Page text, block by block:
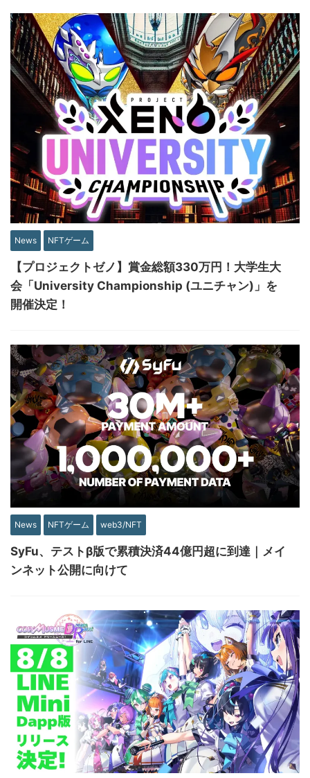
News NFTゲーム
【プロジェクトゼノ】賞金総額330万円！大学生大
会「University Championship (ユニチャン)」を
開催決定！
News NFTゲーム web3/NFT
SyFu、テストβ版で累積決済44億円超に到達｜メイ
ンネット公開に向けて